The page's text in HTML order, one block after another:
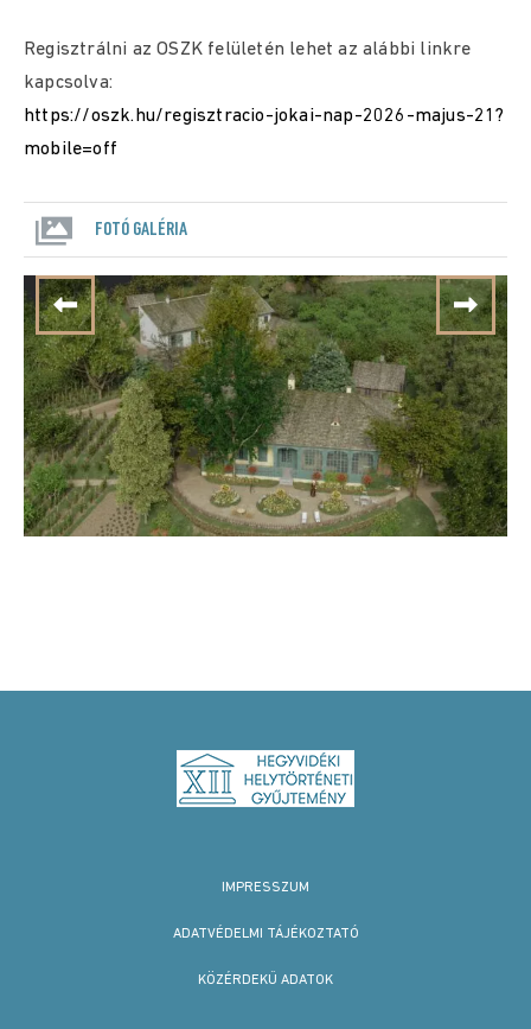
Regisztrálni az OSZK felületén lehet az alábbi linkre
kapcsolva:
https://oszk.hu/regisztracio-jokai-nap-2026-majus-21?
mobile=off
FOTÓ GALÉRIA
IMPRESSZUM
ADATVÉDELMI TÁJÉKOZTATÓ
KÖZÉRDEKŰ ADATOK